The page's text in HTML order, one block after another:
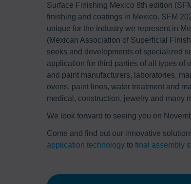
Surface Finishing Mexico 8th edition
finishing and coatings in Mexico. SFM
unique for the industry we represent in
(Mexican Association of Superficial
seeks and developments of specialized
application for third parties of all types of
and paint manufacturers, laboratories,
ovens, paint lines, water treatment and
medical, construction, jewelry and many
We look forward to seeing you on
Come and find out our innovative
application technology to final assembly